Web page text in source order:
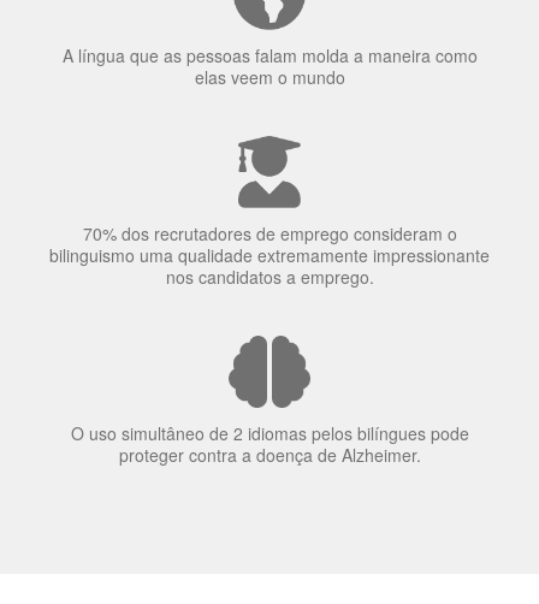
A língua que as pessoas falam molda a maneira como
elas veem o mundo
bilinguismo uma qualidade extremamente impressionante
nos candidatos a emprego.